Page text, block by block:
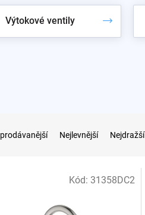
Výtokové ventily
Nejlevnější Nejdražší
Kód: 31358DC2